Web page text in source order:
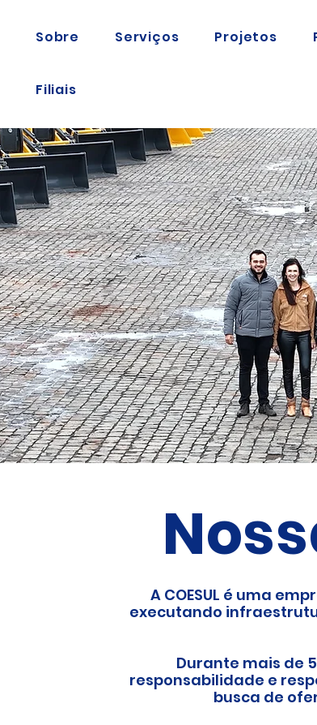
Sobre Serviços Projetos
Filiais
A COESUL é uma
executando
Durante mais de
responsabilidade e
busca de